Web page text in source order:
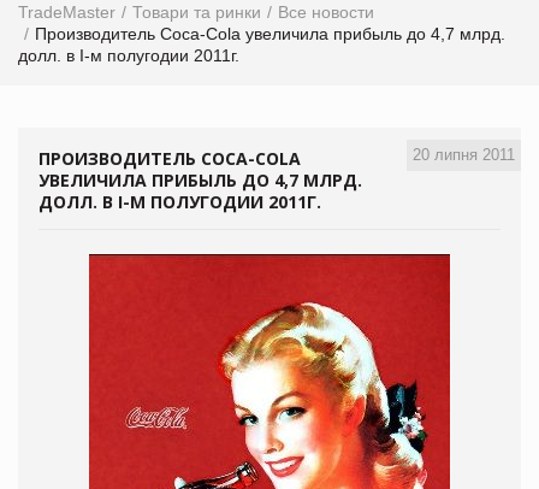
TradeMaster Товари та ринки
Все новости
Производитель Coca-Cola увеличила прибыль до 4,7 млрд.
долл. в I-м полугодии 2011г.
20 липня 2011
ПРОИЗВОДИТЕЛЬ COCA-COLA
УВЕЛИЧИЛА ПРИБЫЛЬ ДО 4,7 МЛРД.
ДОЛЛ. В I-М ПОЛУГОДИИ 2011Г.